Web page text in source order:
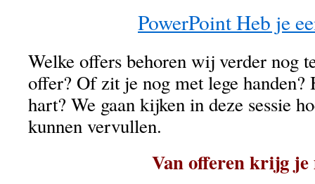
PowerPoint Heb je
Welke offers behoren wij verder nog
offer? Of zit je nog met lege handen?
hart? We gaan kijken in deze sessie
kunnen vervullen.
Van offeren krijg je